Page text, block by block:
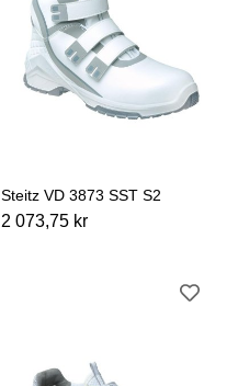
Steitz VD 3873 SST S2
2 073,75 kr